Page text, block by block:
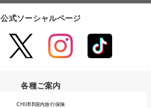
公式ソーシャルページ
各種ご案内
CHUBB国内旅行保険